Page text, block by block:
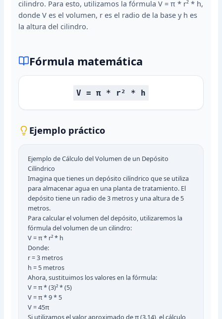
cilindro. Para esto, utilizamos la fórmula V = π * r² * h,
donde V es el volumen, r es el radio de la base y h es
la altura del cilindro.
Fórmula matemática
V = π * r² * h
Ejemplo práctico
Ejemplo de Cálculo del Volumen de un Depósito
Cilíndrico
Imagina que tienes un depósito cilíndrico que se utiliza
para almacenar agua en una planta de tratamiento. El
depósito tiene un radio de 3 metros y una altura de 5
metros.
Para calcular el volumen del depósito, utilizaremos la
fórmula del volumen de un cilindro:
V = π * r² * h
Donde:
r = 3 metros
h = 5 metros
Ahora, sustituimos los valores en la fórmula:
V = π * (3)² * (5)
V = π * 9 * 5
V = 45π
Si utilizamos el valor aproximado de π (3.14), el cálculo